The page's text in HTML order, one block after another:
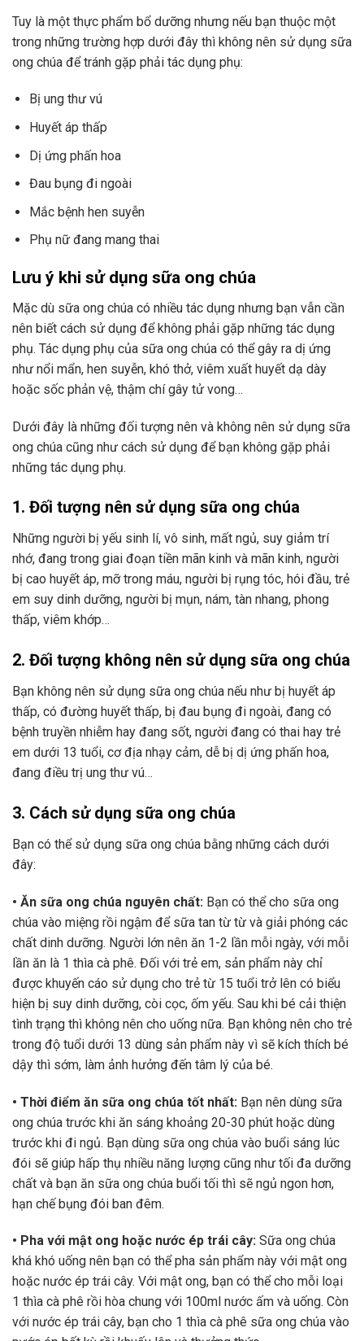
Tuy là một thực phẩm bổ dưỡng nhưng nếu bạn thuộc một
trong những trường hợp dưới đây thì không nên sử dụng sữa
ong chúa để tránh gặp phải tác dụng phụ:
Bị ung thư vú
Huyết áp thấp
Dị ứng phấn hoa
Đau bụng đi ngoài
Mắc bệnh hen suyễn
Phụ nữ đang mang thai
Lưu ý khi sử dụng sữa ong chúa
Mặc dù sữa ong chúa có nhiều tác dụng nhưng bạn vẫn cần
nên biết cách sử dụng để không phải gặp những tác dụng
phụ. Tác dụng phụ của sữa ong chúa có thể gây ra dị ứng
như nổi mẩn, hen suyễn, khó thở, viêm xuất huyết dạ dày
hoặc sốc phản vệ, thậm chí gây tử vong…
Dưới đây là những đối tượng nên và không nên sử dụng sữa
ong chúa cũng như cách sử dụng để bạn không gặp phải
những tác dụng phụ.
1. Đối tượng nên sử dụng sữa ong chúa
Những người bị yếu sinh lí, vô sinh, mất ngủ, suy giảm trí
nhớ, đang trong giai đoạn tiền mãn kinh và mãn kinh, người
bị cao huyết áp, mỡ trong máu, người bị rụng tóc, hói đầu, trẻ
em suy dinh dưỡng, người bị mụn, nám, tàn nhang, phong
thấp, viêm khớp…
2. Đối tượng không nên sử dụng sữa ong chúa
Bạn không nên sử dụng sữa ong chúa nếu như bị huyết áp
thấp, có đường huyết thấp, bị đau bụng đi ngoài, đang có
bệnh truyền nhiễm hay đang sốt, người đang có thai hay trẻ
em dưới 13 tuổi, cơ địa nhạy cảm, dễ bị dị ứng phấn hoa,
đang điều trị ung thư vú…
3. Cách sử dụng sữa ong chúa
Bạn có thể sử dụng sữa ong chúa bằng những cách dưới
đây:
• Ăn sữa ong chúa nguyên chất: Bạn có thể cho sữa ong
chúa vào miệng rồi ngậm để sữa tan từ từ và giải phóng các
chất dinh dưỡng. Người lớn nên ăn 1-2 lần mỗi ngày, với mỗi
lần ăn là 1 thìa cà phê. Đối với trẻ em, sản phẩm này chỉ
được khuyến cáo sử dụng cho trẻ từ 15 tuổi trở lên có biểu
hiện bị suy dinh dưỡng, còi cọc, ốm yếu. Sau khi bé cải thiện
tình trạng thì không nên cho uống nữa. Bạn không nên cho trẻ
trong độ tuổi dưới 13 dùng sản phẩm này vì sẽ kích thích bé
dậy thì sớm, làm ảnh hưởng đến tâm lý của bé.
• Thời điểm ăn sữa ong chúa tốt nhất: Bạn nên dùng sữa
ong chúa trước khi ăn sáng khoảng 20-30 phút hoặc dùng
trước khi đi ngủ. Bạn dùng sữa ong chúa vào buổi sáng lúc
đói sẽ giúp hấp thụ nhiều năng lượng cũng như tối đa dưỡng
chất và bạn ăn sữa ong chúa buổi tối thì sẽ ngủ ngon hơn,
hạn chế bụng đói ban đêm.
• Pha với mật ong hoặc nước ép trái cây: Sữa ong chúa
khá khó uống nên bạn có thể pha sản phẩm này với mật ong
hoặc nước ép trái cây. Với mật ong, bạn có thể cho mỗi loại
1 thìa cà phê rồi hòa chung với 100ml nước ấm và uống. Còn
với nước ép trái cây, bạn cho 1 thìa cà phê sữa ong chúa vào